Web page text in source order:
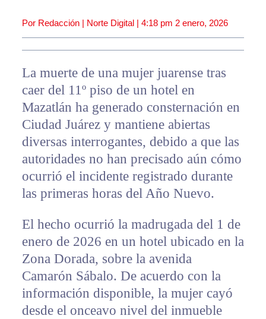
Por Redacción | Norte Digital | 4:18 pm 2 enero, 2026
La muerte de una mujer juarense tras
caer del 11º piso de un hotel en
Mazatlán ha generado consternación en
Ciudad Juárez y mantiene abiertas
diversas interrogantes, debido a que las
autoridades no han precisado aún cómo
ocurrió el incidente registrado durante
las primeras horas del Año Nuevo.
El hecho ocurrió la madrugada del 1 de
enero de 2026 en un hotel ubicado en la
Zona Dorada, sobre la avenida
Camarón Sábalo. De acuerdo con la
información disponible, la mujer cayó
desde el onceavo nivel del inmueble